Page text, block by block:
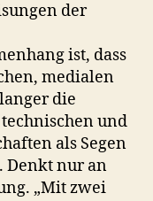
der
ist, dass
medialen
die
und
als Segen
Denkt nur an
„Mit zwei